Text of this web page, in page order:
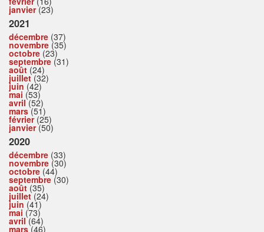
janvier(23)
2021
décembre (37)
novembre (35)
octobre (23)
septembre (31)
août (24)
juillet(32)
juin (42)
mai (53)
avril(52)
mars(51)
février(25)
janvier(50)
2020
décembre (33)
novembre (30)
octobre (44)
septembre (30)
août (35)
juillet(24)
juin (41)
mai (73)
avril(64)
mars(46)